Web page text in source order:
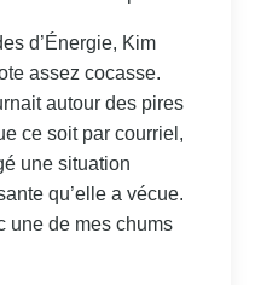
d’Énergie, Kim
assez cocasse.
autour des pires
ce soit par courriel,
une situation
qu’elle a vécue.
une de mes chums